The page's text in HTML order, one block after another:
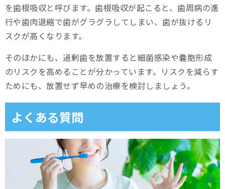
を歯根吸収と呼びます。歯根吸収が起こると、歯周病の進
行や歯肉退縮で歯がグラグラしてしまい、歯が抜けるリ
スクが高くなります。
そのほかにも、過剰歯を放置すると細菌感染や嚢胞形成
のリスクを高めることが分かっています。リスクを減らす
ためにも、放置せず早めの治療を検討しましょう。
よくある質問